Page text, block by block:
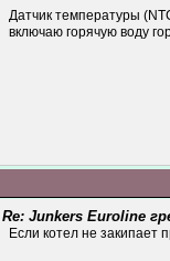
Датчик температуры
включаю горячую воду
Re: Junkers Euroline
Если котел не закипает